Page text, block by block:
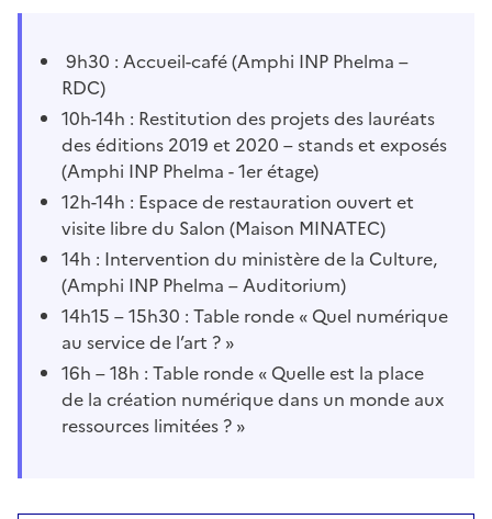
9h30 : Accueil-café (Amphi INP Phelma –
RDC)
10h-14h : Restitution des projets des lauréats
des éditions 2019 et 2020 – stands et exposés
(Amphi INP Phelma - 1er étage)
12h-14h : Espace de restauration ouvert et
visite libre du Salon (Maison MINATEC)
14h : Intervention du ministère de la Culture,
(Amphi INP Phelma – Auditorium)
14h15 – 15h30 : Table ronde « Quel numérique
au service de l’art ? »
16h – 18h : Table ronde « Quelle est la place
de la création numérique dans un monde aux
ressources limitées ? »